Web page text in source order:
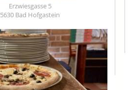
Erzwiesgasse 5
5630 Bad Hofgastein